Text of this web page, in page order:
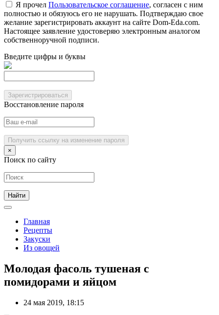
Я прочел Пользовательское соглашение, согласен с ним
полностью и обязуюсь его не нарушать. Подтверждаю свое
желание зарегистрировать аккаунт на сайте Dom-Eda.com.
Настоящее заявление удостоверяю электронным аналогом
собственноручной подписи.
Введите цифры и буквы
Зарегистрироваться
Восстановление пароля
Получить ссылку на изменение пароля
×
Поиск по сайту
Главная
Рецепты
Закуски
Из овощей
Молодая фасоль тушеная с
помидорами и яйцом
24 мая 2019, 18:15